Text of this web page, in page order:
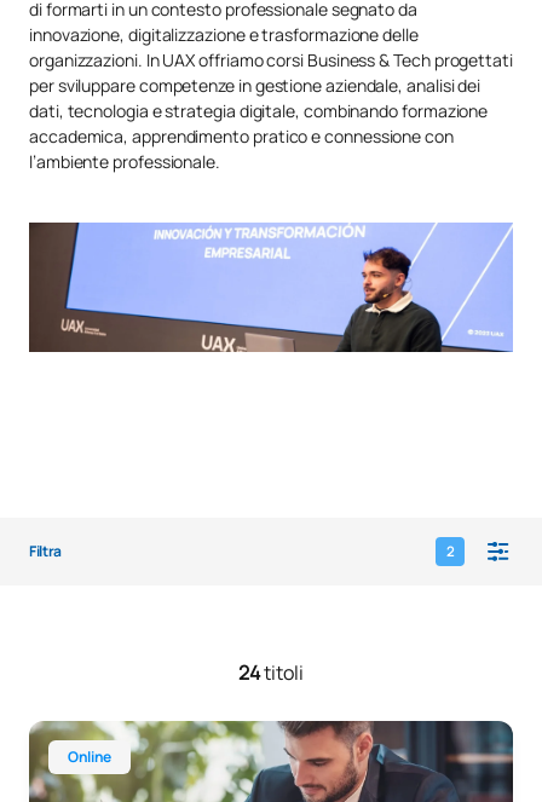
di formarti in un contesto professionale segnato da
innovazione, digitalizzazione e trasformazione delle
organizzazioni. In UAX offriamo corsi Business & Tech progettati
per sviluppare competenze in gestione aziendale, analisi dei
dati, tecnologia e strategia digitale, combinando formazione
accademica, apprendimento pratico e connessione con
l’ambiente professionale.
Filtra 2
24titoli
Online
Laurea online in Giurisprudenza